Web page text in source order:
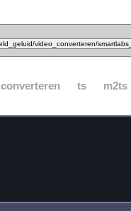
converteren ts m2ts